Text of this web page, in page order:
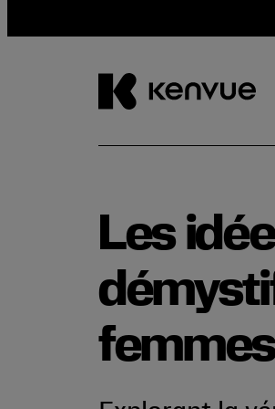
Les
femmes